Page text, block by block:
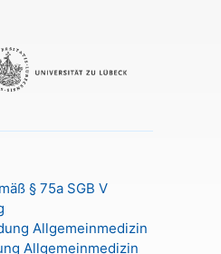
§ 75a SGB V
Allgemeinmedizin
Allgemeinmedizin